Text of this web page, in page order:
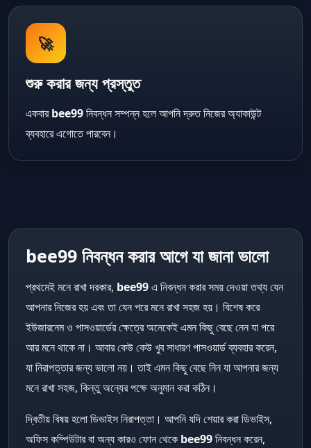
🚀
শুরু করার জন্য প্রস্তুত
একবারbee99নিবন্ধন সম্পন্ন হলে আপনি দ্রুত নিজের অ্যাকাউন্ট
ব্যবহারে এগোতে পারবেন।
bee99 নিবন্ধন করার আগে যা জানা ভালো
প্রথমেই মনে রাখা দরকার, bee99এ নিবন্ধন করার সময় দেওয়া তথ্য যেন
আপনার নিজের হয় এবং তা যেন পরে মনে রাখা সহজ হয়। বিশেষ করে
ইউজারনেম ও পাসওয়ার্ডের ক্ষেত্রে অনেকেই এমন কিছু বেছে নেন যা পরে
আর মনে থাকে না। আবার কেউ কেউ খুব সাধারণ পাসওয়ার্ড ব্যবহার করেন,
যা নিরাপত্তার জন্য ভালো নয়। তাই এমন কিছু বেছে নিন যা আপনার জন্য
মনে রাখা সহজ, কিন্তু অন্যের পক্ষে অনুমান করা কঠিন।
দ্বিতীয় বিষয় হলো ডিভাইস নিরাপত্তা। আপনি যদি শেয়ার করা ডিভাইস,
অফিস কম্পিউটার বা অন্য কারও ফোন থেকে bee99নিবন্ধন করেন,